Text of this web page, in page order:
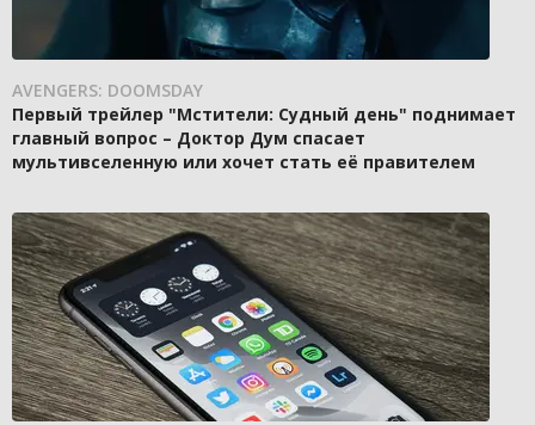
AVENGERS: DOOMSDAY
Первый трейлер "Мстители: Судный день" поднимает
главный вопрос – Доктор Дум спасает
мультивселенную или хочет стать её правителем